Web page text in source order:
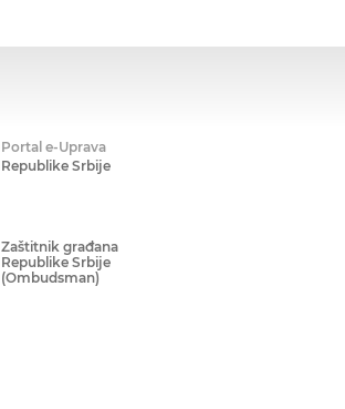
Portal e-Uprava
Republike Srbije
Zaštitnik građana
Republike Srbije
(Ombudsman)